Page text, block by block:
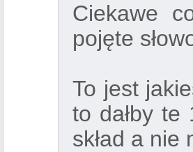
Ciekawe
pojęte
To jest
to dałby te
skład a